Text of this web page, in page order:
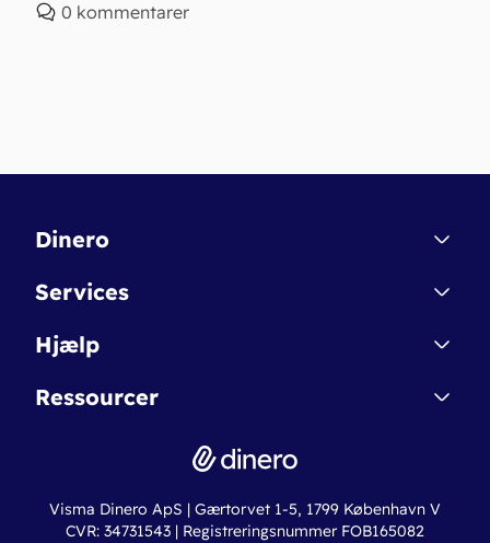
0 kommentarer
Dinero
Kontakt
Betingelser & Sikkerhed
Nye funktioner
Services
Dinero Starter
Dinero Pro
Erhvervslån
Hjælp
Regnskabsordbogen
Online regnskabskurser
Ressourcer
Ny virksomhed
Visma Dinero ApS | Gærtorvet 1-5, 1799 København V
CVR: 34731543 | Registreringsnummer FOB165082